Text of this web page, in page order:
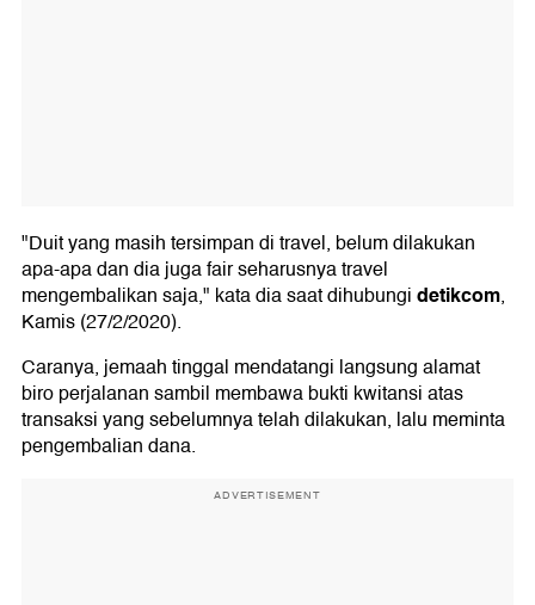
"Duit yang masih tersimpan di travel, belum dilakukan
apa-apa dan dia juga fair seharusnya travel
mengembalikan saja," kata dia saat dihubungidetikcom,
Kamis (27/2/2020).
Caranya, jemaah tinggal mendatangi langsung alamat
biro perjalanan sambil membawa bukti kwitansi atas
transaksi yang sebelumnya telah dilakukan, lalu meminta
pengembalian dana.
ADVERTISEMENT